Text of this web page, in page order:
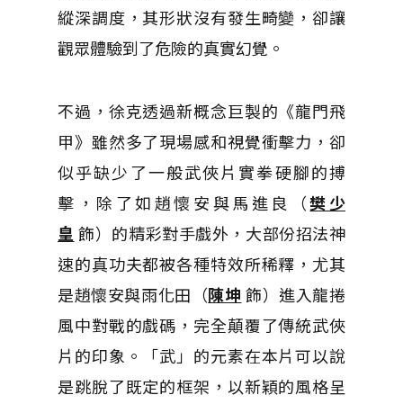
縱深調度，其形狀沒有發生畸變，卻讓
觀眾體驗到了危險的真實幻覺。
不過，徐克透過新概念巨製的《龍門飛
甲》雖然多了現場感和視覺衝擊力，卻
似乎缺少了一般武俠片實拳硬腳的搏
擊，除了如趙懷安與馬進良（樊少
皇 飾）的精彩對手戲外，大部份招法神
速的真功夫都被各種特效所稀釋，尤其
是趙懷安與雨化田（陳坤 飾）進入龍捲
風中對戰的戲碼，完全顛覆了傳統武俠
片的印象。「武」的元素在本片可以說
是跳脫了既定的框架，以新穎的風格呈